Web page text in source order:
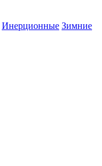
Инерционные Зимние